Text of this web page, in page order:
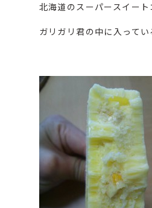
北海道のスーパースイート
ガリガリ君の中に入ってい